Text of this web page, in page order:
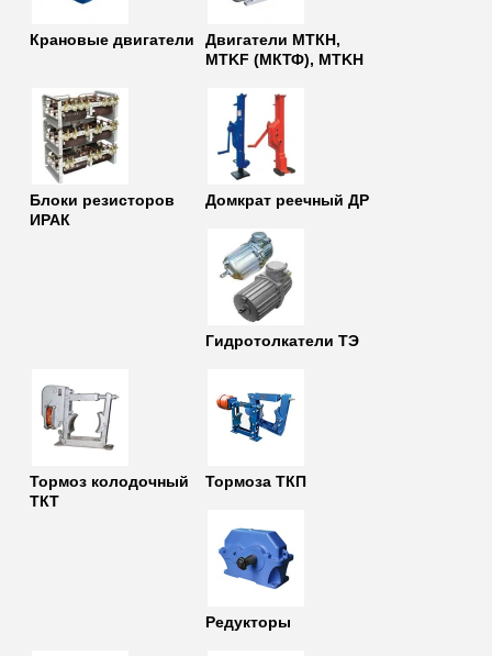
Крановые двигатели
Двигатели МТКН,
MTKF (МКТФ), MTKH
Блоки резисторов
ИРАК
Домкрат реечный ДР
Гидротолкатели ТЭ
Тормоз колодочный
ТКТ
Тормоза ТКП
Редукторы